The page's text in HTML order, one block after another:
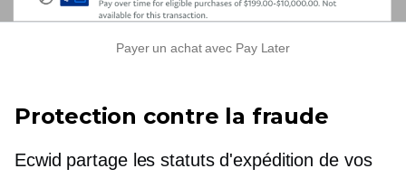
Payer un achat avec Pay Later
Protection contre la fraude
Ecwid partage les statuts d'expédition de vos